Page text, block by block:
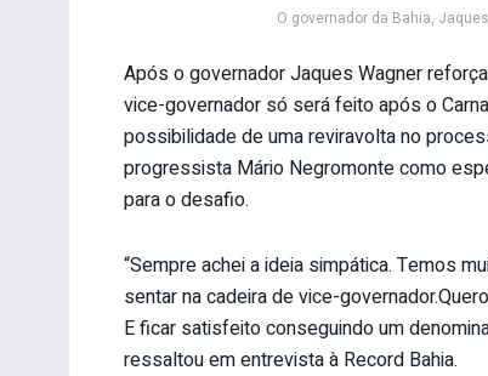
O governador da Bahia,
Após o governador Jaques Wagner
vice-governador só será feito após o
possibilidade de uma reviravolta no
progressista Mário Negromonte como
para o desafio.
“Sempre achei a ideia simpática. Temos
sentar na cadeira de vice-
E ficar satisfeito conseguindo um
ressaltou em entrevista à Record Bahia.